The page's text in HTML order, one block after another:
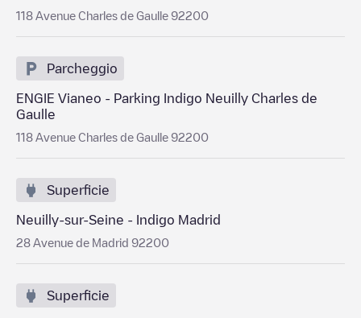
118 Avenue Charles de Gaulle 92200
Parcheggio
ENGIE Vianeo - Parking Indigo Neuilly Charles de
Gaulle
118 Avenue Charles de Gaulle 92200
Superficie
Neuilly-sur-Seine - Indigo Madrid
28 Avenue de Madrid 92200
Superficie